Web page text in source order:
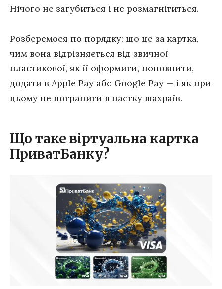
Нічого не загубиться і не розмагнітиться.
Розберемося по порядку: що це за картка,
чим вона відрізняється від звичної
пластикової, як її оформити, поповнити,
додати в Apple Pay або Google Pay — і як при
цьому не потрапити в пастку шахраїв.
Що таке віртуальна картка
ПриватБанку?